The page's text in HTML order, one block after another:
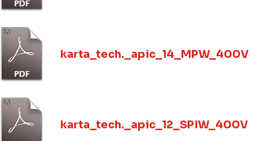
karta_tech._apic_14_MPW_400V
karta_tech._apic_12_SPIW_400V